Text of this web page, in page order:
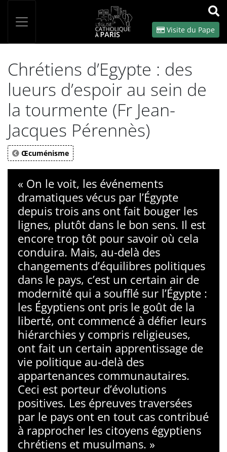
OK
Visite du Pape
Chrétiens d’Egypte : des
lueurs d’espoir au sein de
la tourmente (Fr Jean-
Jacques Pérennès)
Œcuménisme
« On le voit, les événements
dramatiques vécus par l’Égypte
depuis trois ans ont fait bouger les
lignes, plutôt dans le bon sens. Il est
encore trop tôt pour savoir où cela
conduira. Mais, au-delà des
changements d’équilibres politiques
dans le pays, c’est un certain air de
modernité qui a soufflé sur l’Égypte :
les Égyptiens ont pris le goût de la
liberté, ont commencé à défier leurs
hiérarchies y compris religieuses,
ont fait un certain apprentissage de
vie politique au-delà des
appartenances communautaires.
Ceci est porteur d’évolutions
positives. Les épreuves traversées
par le pays ont en tout cas contribué
à rapprocher les citoyens égyptiens
chrétiens et musulmans. »
Panneau de gestion des cookies